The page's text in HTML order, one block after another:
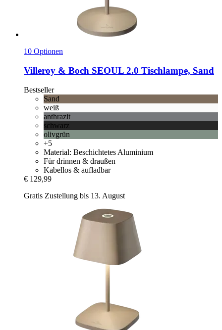
10 Optionen
Villeroy & Boch SEOUL 2.0 Tischlampe, Sand
Bestseller
Sand
weiß
anthrazit
schwarz
olivgrün
+5
Material: Beschichtetes Aluminium
Für drinnen & draußen
Kabellos & aufladbar
€ 129,99
Gratis Zustellung bis 13. August